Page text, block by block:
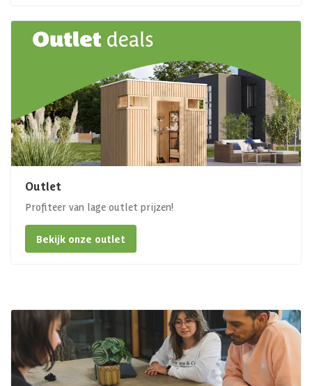
Outlet
Profiteer van lage outlet prijzen!
Bekijk onze outlet